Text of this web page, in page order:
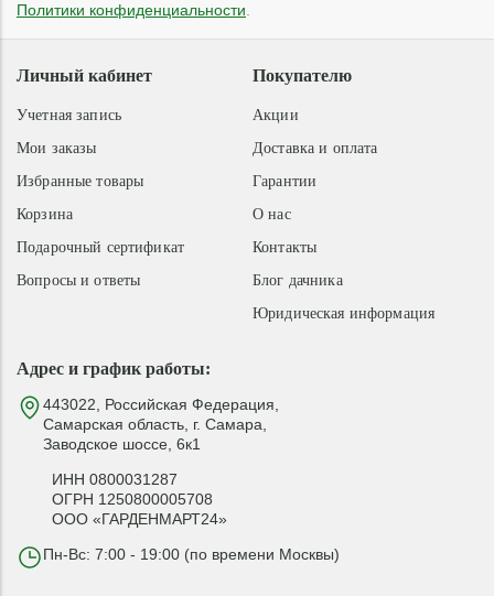
Политики конфиденциальности
Адрес и график работы:
443022, Российская Федерация,
Самарская область, г. Самара,
Заводское шоссе, 6к1
ИНН 0800031287
ОГРН 1250800005708
ООО «ГАРДЕНМАРТ24»
Пн-Вс: 7:00 - 19:00 (по времени Москвы)
Покупателю
Акции
Доставка и оплата
Гарантии
О нас
Контакты
Блог дачника
Юридическая информация
Личный кабинет
Учетная запись
Мои заказы
Избранные товары
Корзина
Подарочный сертификат
Вопросы и ответы